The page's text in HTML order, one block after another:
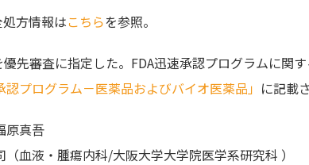
処方情報はこちらを参照。
先審査に指定した。FDA迅速承認プログラムに関す
プログラム－医薬品およびバイオ医薬品」 に記載
原真吾
（血液・腫瘍内科/大阪大学大学院医学系研究科 ）